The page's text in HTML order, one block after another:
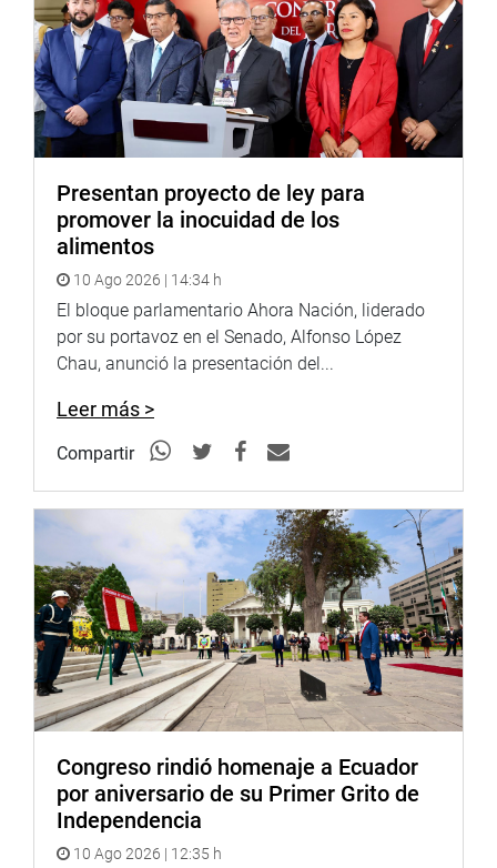
Presentan proyecto de ley para
promover la inocuidad de los
alimentos
10 Ago 2026 | 14:34 h
El bloque parlamentario Ahora Nación, liderado
por su portavoz en el Senado, Alfonso López
Chau, anunció la presentación del...
Leer más >
Compartir
Congreso rindió homenaje a Ecuador
por aniversario de su Primer Grito de
Independencia
10 Ago 2026 | 12:35 h